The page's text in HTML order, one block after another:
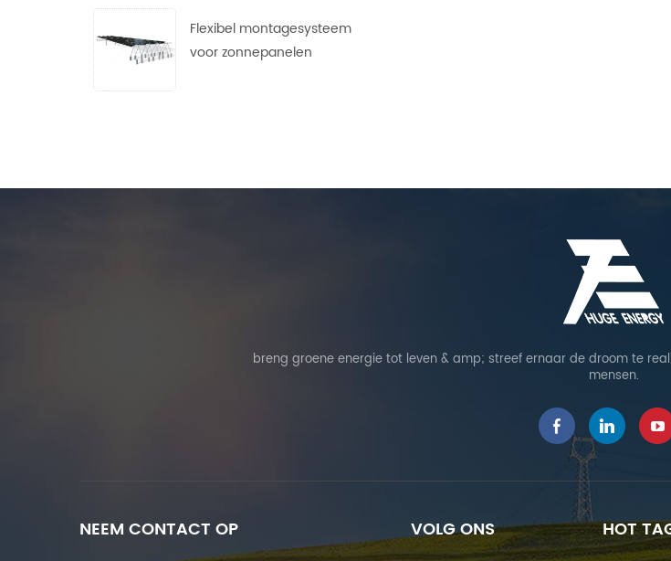
Flexibel montagesysteem
voor zonnepanelen
breng groene energie tot leven & amp; streef ernaar de droom te
mensen.
NEEM CONTACT OP VOLG ONS HOT